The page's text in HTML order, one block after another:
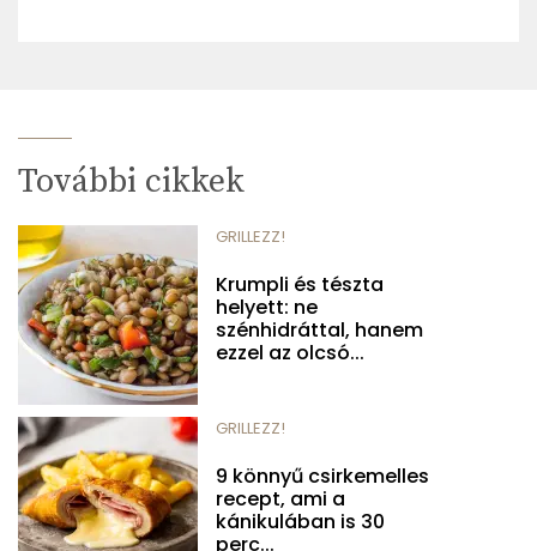
További cikkek
GRILLEZZ!
Krumpli és tészta
helyett: ne
szénhidráttal, hanem
ezzel az olcsó...
GRILLEZZ!
9 könnyű csirkemelles
recept, ami a
kánikulában is 30
perc...